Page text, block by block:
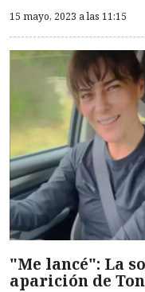
15 mayo, 2023 a las 11:15
"Me lancé": La
aparición de